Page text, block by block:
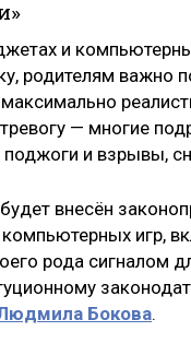
и
родителям важно
— многие
и взрывы,
внесён
игр,
рода сигналом
Бокова.